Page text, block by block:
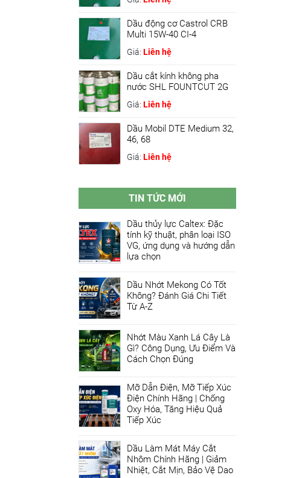
Dầu động cơ Castrol CRB
Multi 15W-40 CI-4
Giá: Liên hệ
Dầu cắt kính không pha
nước SHL FOUNTCUT 2G
Giá: Liên hệ
Dầu Mobil DTE Medium 32,
46, 68
Giá: Liên hệ
TIN TỨC MỚI
Dầu thủy lực Caltex: Đặc
tính kỹ thuật, phân loại ISO
VG, ứng dụng và hướng dẫn
lựa chọn
Dầu Nhớt Mekong Có Tốt
Không? Đánh Giá Chi Tiết
Từ A-Z
Nhớt Màu Xanh Lá Cây Là
Gì? Công Dụng, Ưu Điểm Và
Cách Chọn Đúng
Mỡ Dẫn Điện, Mỡ Tiếp Xúc
Điện Chính Hãng | Chống
Oxy Hóa, Tăng Hiệu Quả
Tiếp Xúc
Dầu Làm Mát Máy Cắt
Nhôm Chính Hãng | Giảm
Nhiệt, Cắt Mịn, Bảo Vệ Dao